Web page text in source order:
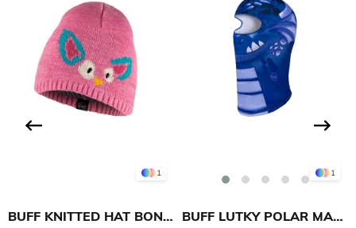
1
BUFF KNITTED HAT BONKY ANITA
1
BUFF LUTKY POLAR MASKE